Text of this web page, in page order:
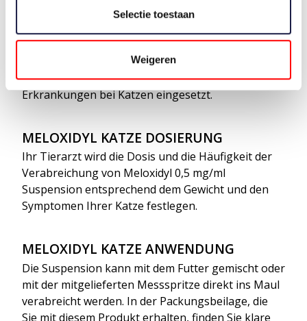
Selectie toestaan
Weigeren
Schmerzen und Entzündungen nach chirurgischen
Eingriffen und Weichteiloperationen, eingesetzt. Es
wird auch zur Linderung von Schmerzen und
Entzündungen bei chronischen Muskel-Skelett-
Erkrankungen bei Katzen eingesetzt.
MELOXIDYL KATZE DOSIERUNG
Ihr Tierarzt wird die Dosis und die Häufigkeit der
Verabreichung von Meloxidyl 0,5 mg/ml
Suspension entsprechend dem Gewicht und den
Symptomen Ihrer Katze festlegen.
MELOXIDYL KATZE ANWENDUNG
Die Suspension kann mit dem Futter gemischt oder
mit der mitgelieferten Messspritze direkt ins Maul
verabreicht werden. In der Packungsbeilage, die
Sie mit diesem Produkt erhalten, finden Sie klare